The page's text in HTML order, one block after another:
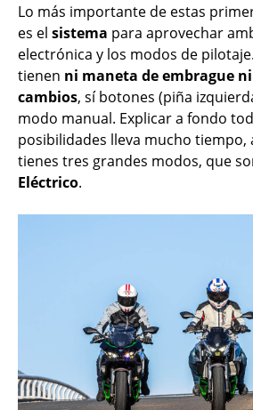
Lo más importante de estas
es el sistema para aprovechar
electrónica y los modos de
tienen ni maneta de embrague
cambios, sí botones (piña
modo manual. Explicar a fondo
posibilidades lleva mucho tiempo,
tienes tres grandes modos, que
Eléctrico.